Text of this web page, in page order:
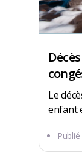
Le
enfant
Publié